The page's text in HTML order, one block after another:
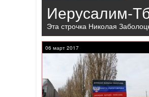
Иерусалим-
Эта строчка Николая
06 март 2017